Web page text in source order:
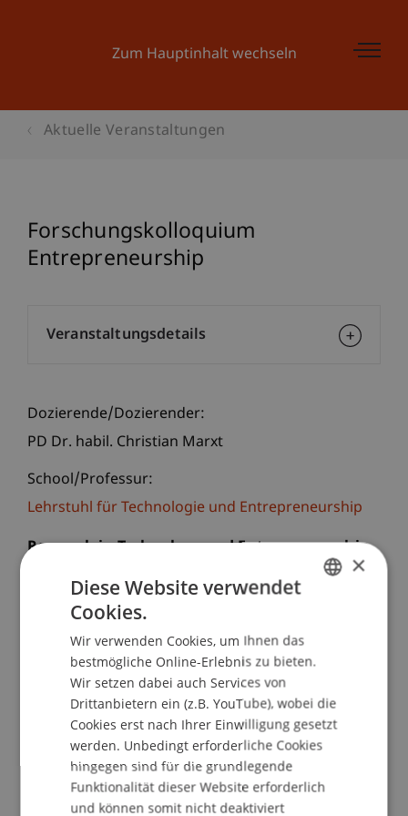
Zum Hauptinhalt wechseln
Aktuelle Veranstaltungen
Forschungskolloquium
Entrepreneurship
Dozierende/Dozierender:
PD Dr. habil. Christian Marxt
School/Professur:
Lehrstuhl für Technologie und Entrepreneurship
Research in Technology and Entrepreneurship
Illustrated by the development of a contingency
model for university-industry technology transfer
Die Forschung des Lehrstuhls "Technology and
Entrepreneurship" konzentriert sich auf
"boundary spanning activities" in offenen
Innovationssystemen. Ein Fokus liegt dabei auf
der Ausgestaltung der Zusammenarbeit zwischen
Universitäten und der Wirtschaft. Dieser hat in
den letzten Jahren grosse Beachtung im
Forschungs- und Politikbereich gefunden.
Veranstaltungsdetails
×
Diese Website verwendet
Cookies.
Wir verwenden Cookies, um Ihnen das
bestmögliche Online-Erlebnis zu bieten.
Wir setzen dabei auch Services von
Drittanbietern ein (z.B. YouTube), wobei die
Cookies erst nach Ihrer Einwilligung gesetzt
werden. Unbedingt erforderliche Cookies
hingegen sind für die grundlegende
Funktionalität dieser Website erforderlich
und können somit nicht deaktiviert